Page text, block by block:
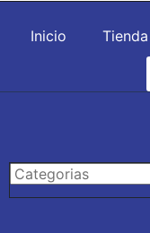
Inicio Tienda